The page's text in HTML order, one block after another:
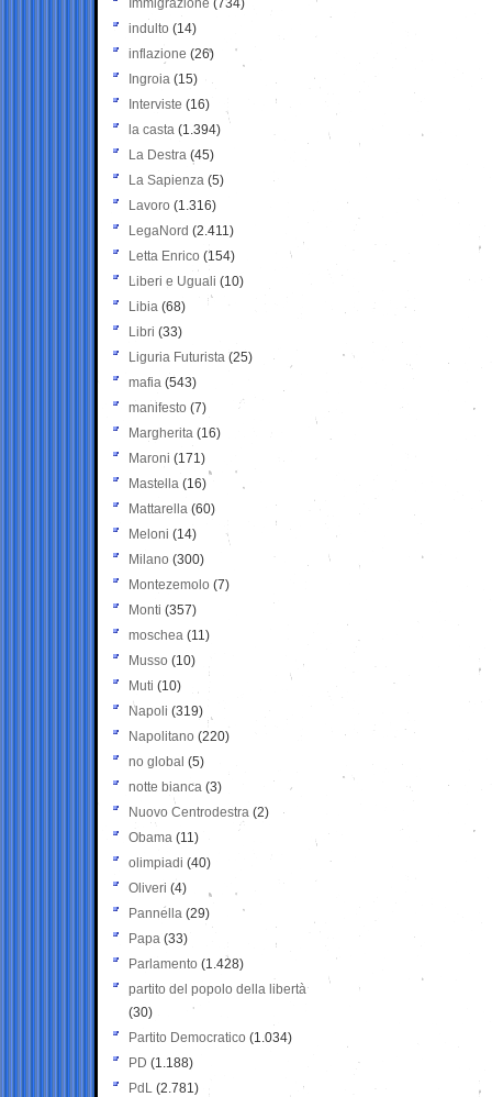
Immigrazione (734)
indulto (14)
inflazione (26)
Ingroia (15)
Interviste (16)
la casta (1.394)
La Destra (45)
La Sapienza (5)
Lavoro (1.316)
LegaNord (2.411)
Letta Enrico (154)
Liberi e Uguali (10)
Libia (68)
Libri (33)
Liguria Futurista (25)
mafia (543)
manifesto (7)
Margherita (16)
Maroni (171)
Mastella (16)
Mattarella (60)
Meloni (14)
Milano (300)
Montezemolo (7)
Monti (357)
moschea (11)
Musso (10)
Muti (10)
Napoli (319)
Napolitano (220)
no global (5)
notte bianca (3)
Nuovo Centrodestra (2)
Obama (11)
olimpiadi (40)
Oliveri (4)
Pannella (29)
Papa (33)
Parlamento (1.428)
partito del popolo della libertà
(30)
Partito Democratico (1.034)
PD (1.188)
PdL (2.781)